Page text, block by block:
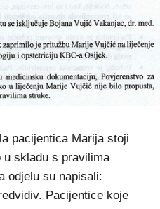
pacijentica Marija stoji
u skladu s pravilima
odjelu su napisali:
Pacijentice koje